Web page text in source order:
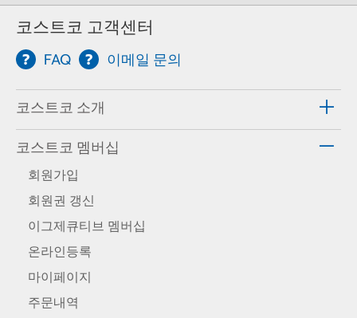
코스트코 고객센터
FAQ 이메일 문의
코스트코 소개
코스트코 멤버십
회원가입
회원권 갱신
이그제큐티브 멤버십
온라인등록
마이페이지
주문내역